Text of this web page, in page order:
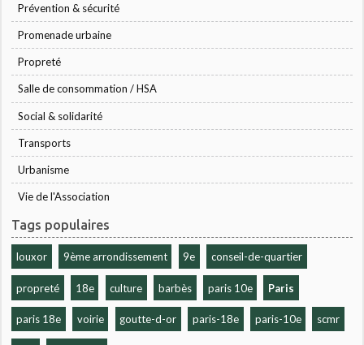
Prévention & sécurité
Promenade urbaine
Propreté
Salle de consommation / HSA
Social & solidarité
Transports
Urbanisme
Vie de l'Association
Tags populaires
louxor 9ème arrondissement 9e conseil-de-quartier
propreté 18e culture barbès paris 10e Paris
paris 18e voirie goutte-d-or paris-18e paris-10e scmr